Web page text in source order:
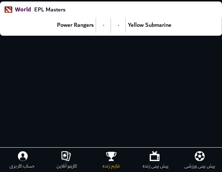
World EPL Masters
Power Rangers
۰ ۰ Yellow Submarine
پیش بینی ورزشی پیش بینی زنده نتایج زنده کازینو آنلاین حساب کاربری